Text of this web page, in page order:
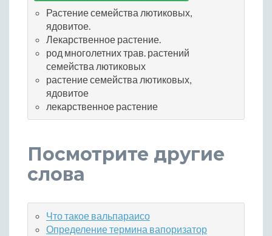
Растение семейства лютиковых,
ядовитое.
Лекарственное растение.
род многолетних трав. растений
семейства лютиковых
растение семейства лютиковых,
ядовитое
лекарственное растение
Посмотрите другие
слова
Что такое вальпараисо
Определение термина вапоризатор